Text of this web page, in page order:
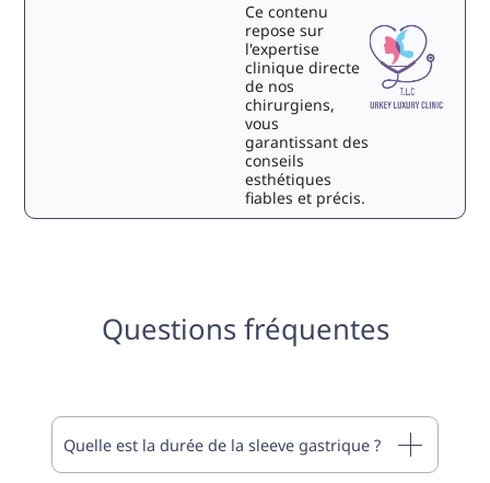
Ce contenu
repose sur
l'expertise
clinique directe
de nos
chirurgiens,
vous
garantissant des
conseils
esthétiques
fiables et précis.
Questions fréquentes
Quelle est la durée de la sleeve gastrique ?